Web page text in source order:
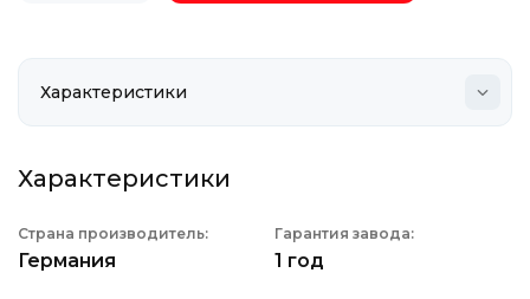
Характеристики
Страна производитель:
Германия
Гарантия завода:
1 год